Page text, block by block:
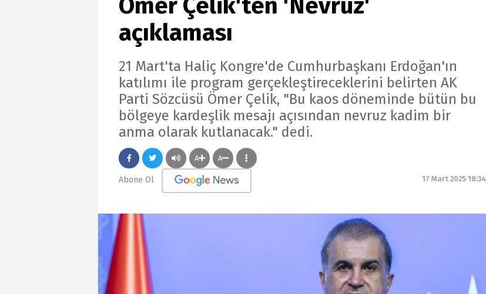
Ömer Çelik'ten 'Nevruz'
açıklaması
21 Mart'ta Haliç Kongre'de Cumhurbaşkanı Erdoğan'ın
katılımı ile program gerçekleştireceklerini belirten AK
Parti Sözcüsü Ömer Çelik, "Bu kaos döneminde bütün bu
bölgeye kardeşlik mesajı açısından nevruz kadim bir
anma olarak kutlanacak." dedi.
A A
Abone Ol 17 Mart 2025 18:34